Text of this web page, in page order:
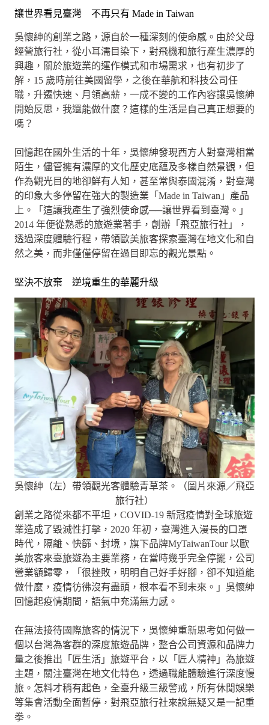
讓世界看見臺灣 不再只有 Made in Taiwan
吳懷紳的創業之路，源自於一種深刻的使命感。由於父母
經營旅行社，從小耳濡目染下，對飛機和旅行產生濃厚的
興趣，關於旅遊業的運作模式和市場需求，也有初步了
解，15 歲時前往美國留學，之後在華航和科技公司任
職，升遷快速、月領高薪，一成不變的工作內容讓吳懷紳
開始反思，我還能做什麼？這樣的生活是自己真正想要的
嗎？
回憶起在國外生活的十年，吳懷紳發現西方人對臺灣相當
陌生，儘管擁有濃厚的文化歷史底蘊及多樣自然景觀，但
作為觀光目的地卻鮮有人知，甚至常與泰國混淆，對臺灣
的印象大多停留在強大的製造業「Made in Taiwan」產品
上。「這讓我產生了強烈使命感──讓世界看到臺灣。」
2014 年便從熟悉的旅遊業著手，創辦「飛亞旅行社」，
透過深度體驗行程，帶領歐美旅客探索臺灣在地文化和自
然之美，而非僅僅停留在過目即忘的觀光景點。
堅決不放棄 逆境重生的華麗升級
吳懷紳（左）帶領觀光客體驗青草茶。（圖片來源／飛亞
旅行社）
創業之路從來都不平坦，COVID-19 新冠疫情對全球旅遊
業造成了毀滅性打擊，2020 年初，臺灣進入漫長的口罩
時代，隔離、快篩、封境，旗下品牌MyTaiwanTour 以歐
美旅客來臺旅遊為主要業務，在當時幾乎完全停擺，公司
營業額歸零，「很挫敗，明明自己好手好腳，卻不知道能
做什麼，疫情彷彿沒有盡頭，根本看不到未來。」吳懷紳
回憶起疫情期間，語氣中充滿無力感。
在無法接待國際旅客的情況下，吳懷紳重新思考如何做一
個以台灣為客群的深度旅遊品牌，整合公司資源和品牌力
量之後推出「匠生活」旅遊平台，以「匠人精神」為旅遊
主題，關注臺灣在地文化特色，透過職能體驗進行深度慢
旅。怎料才稍有起色，全臺升級三級警戒，所有休閒娛樂
等集會活動全面暫停，對飛亞旅行社來說無疑又是一記重
拳。